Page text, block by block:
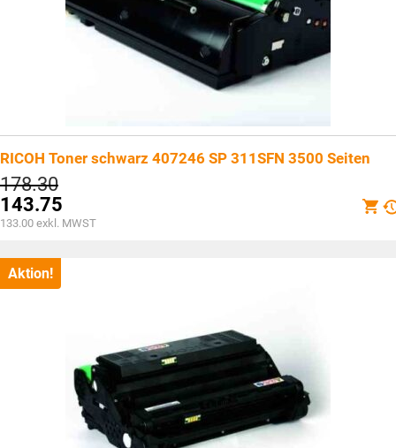
RICOH Toner schwarz 407246 SP 311SFN 3500 Seiten
178.30Ursprünglicher
Preis
war:
CHF178.30
143.75
Aktueller
ist:
CHF143.75.
133.00 exkl. MWST
Aktion!